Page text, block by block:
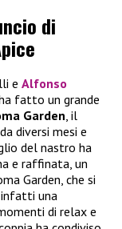
di
e Alfonso
fatto un grande
Garden , il
diversi mesi e
del nastro ha
e raffinata, un
Garden, che si
infatti una
di relax e